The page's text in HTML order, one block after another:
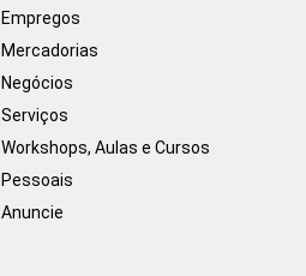
Empregos
Mercadorias
Negócios
Serviços
Workshops, Aulas e Cursos
Pessoais
Anuncie